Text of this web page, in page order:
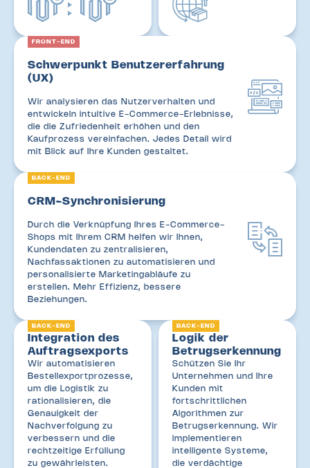
FRONT-END
Schwerpunkt Benutzererfahrung
(UX)
Wir analysieren das Nutzerverhalten und
entwickeln intuitive E-Commerce-Erlebnisse,
die die Zufriedenheit erhöhen und den
Kaufprozess vereinfachen. Jedes Detail wird
mit Blick auf Ihre Kunden gestaltet.
BACK-END
CRM-Synchronisierung
Durch die Verknüpfung Ihres E-Commerce-
Shops mit Ihrem CRM helfen wir Ihnen,
Kundendaten zu zentralisieren,
Nachfassaktionen zu automatisieren und
personalisierte Marketingabläufe zu
erstellen. Mehr Effizienz, bessere
Beziehungen.
BACK-END
Integration des
Auftragsexports
Wir automatisieren
Bestellexportprozesse,
um die Logistik zu
rationalisieren, die
Genauigkeit der
Nachverfolgung zu
verbessern und die
rechtzeitige Erfüllung
zu gewährleisten.
BACK-END
Logik der
Betrugserkennung
Schützen Sie Ihr
Unternehmen und Ihre
Kunden mit
fortschrittlichen
Algorithmen zur
Betrugserkennung. Wir
implementieren
intelligente Systeme,
die verdächtige